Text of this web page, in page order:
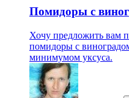
Помидоры с
Хочу предложить вам
помидоры с
минимумом уксуса.